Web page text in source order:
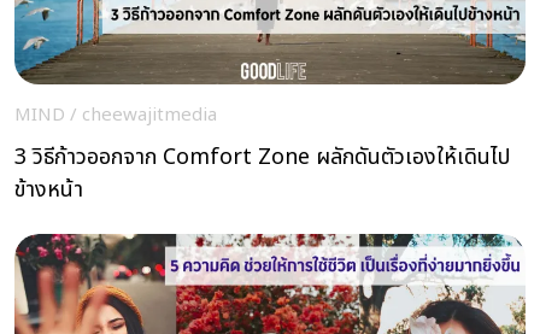
MIND / cheewajitmedia
3 วิธีก้าวออกจาก Comfort Zone ผลักดันตัวเองให้เดินไป
ข้างหน้า